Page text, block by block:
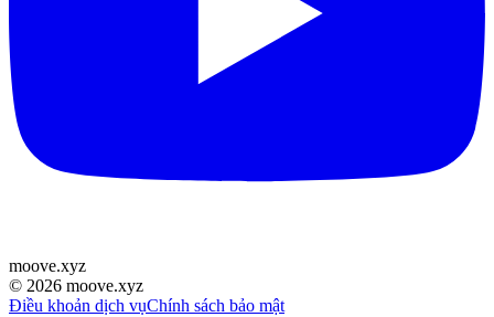
moove.xyz
© 2026 moove.xyz
Điều khoản dịch vụChính sách bảo mật